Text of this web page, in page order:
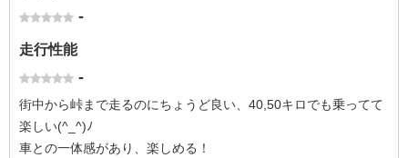
-
走行性能
-
街中から峠まで走るのにちょうど良い、40,50キロでも乗ってて
楽しい(^_^)ﾉ
車との一体感があり、楽しめる！